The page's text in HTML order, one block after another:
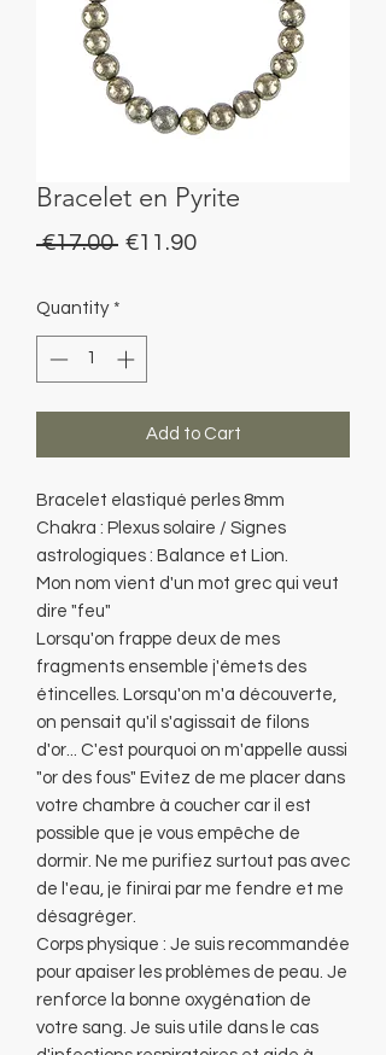
Bracelet en Pyrite
€17.00 Regular
€11.90Sale
Quantity *
Add to Cart
Bracelet elastiqué perles 8mm
Chakra : Plexus solaire / Signes
astrologiques : Balance et Lion.
Mon nom vient d'un mot grec qui veut
dire "feu"
Lorsqu'on frappe deux de mes
fragments ensemble j'émets des
étincelles. Lorsqu'on m'a découverte,
on pensait qu'il s'agissait de filons
d'or... C'est pourquoi on m'appelle aussi
"or des fous" Evitez de me placer dans
votre chambre à coucher car il est
possible que je vous empêche de
dormir. Ne me purifiez surtout pas avec
de l'eau, je finirai par me fendre et me
désagréger.
Corps physique : Je suis recommandée
pour apaiser les problèmes de peau. Je
renforce la bonne oxygénation de
votre sang. Je suis utile dans le cas